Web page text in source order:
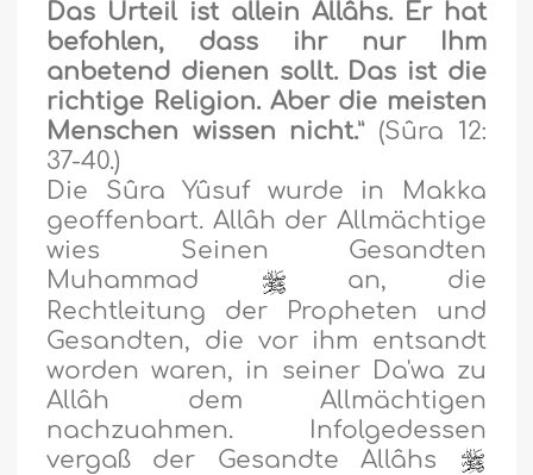
Das Urteil ist allein Allâhs. Er hat
befohlen, dass ihr nur Ihm
anbetend dienen sollt. Das ist die
richtige Religion. Aber die meisten
Menschen wissen nicht.” (Sûra 12:
37-40.)
Die Sûra Yûsuf wurde in Makka
geoffenbart. Allâh der Allmächtige
wies Seinen Gesandten
Muhammad
an, die
Rechtleitung der Propheten und
Gesandten, die vor ihm entsandt
worden waren, in seiner Da'wa zu
Allâh dem Allmächtigen
nachzuahmen. Infolgedessen
vergaß der Gesandte Allâhs